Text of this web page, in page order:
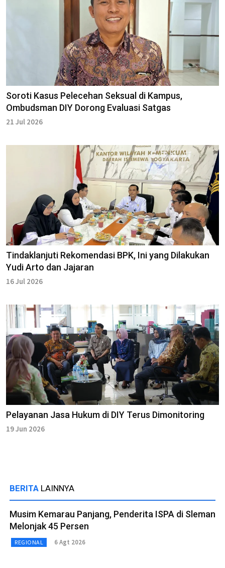
Soroti Kasus Pelecehan Seksual di Kampus,
Ombudsman DIY Dorong Evaluasi Satgas
21 Jul 2026
Tindaklanjuti Rekomendasi BPK, Ini yang Dilakukan
Yudi Arto dan Jajaran
16 Jul 2026
Pelayanan Jasa Hukum di DIY Terus Dimonitoring
19 Jun 2026
BERITA LAINNYA
Musim Kemarau Panjang, Penderita ISPA di Sleman
Melonjak 45 Persen
REGIONAL 6 Agt 2026